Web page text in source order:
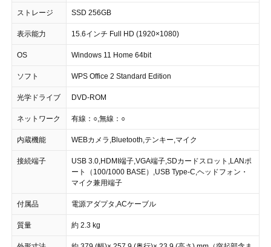
ストレージ SSD 256GB
表示能力 15.6インチ Full HD (1920×1080)
OS Windows 11 Home 64bit
ソフト WPS Office 2 Standard Edition
光学ドライブ DVD-ROM
ネットワーク 有線：○,無線：○
内蔵機能 WEBカメラ,Bluetooth,テンキー,マイク
接続端子
USB 3.0,HDMI端子,VGA端子,SDカードスロット,LANポ
ート（100/1000 BASE）,USB Type-C,ヘッドフォン・
マイク兼用端子
付属品 電源アダプタ,ACケーブル
質量 約 2.3 kg